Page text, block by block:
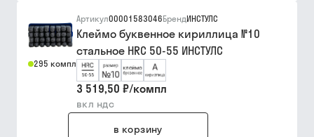
295 компл
Артикул00001583046БрендИНСТУЛС
Клеймо буквенное кириллица №10
стальное HRC 50-55 ИНСТУЛС
3 519,50 ₽/компл
вкл ндс
в корзину